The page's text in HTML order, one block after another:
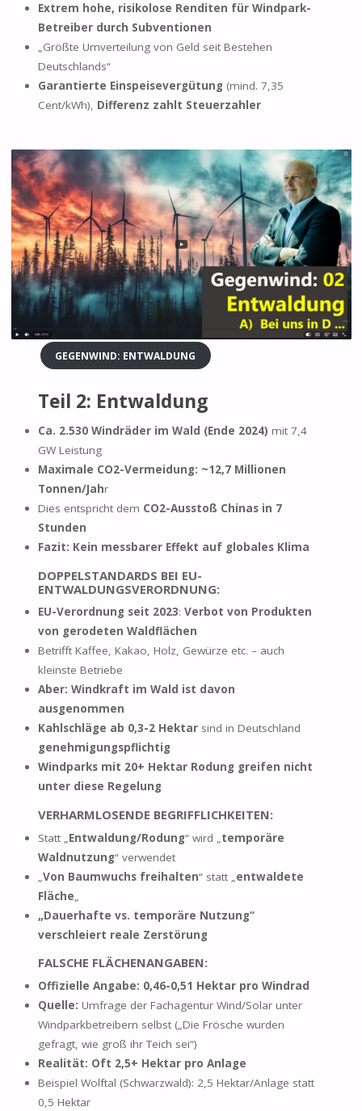
Extrem hohe, risikolose Renditen für Windpark-
Betreiber durch Subventionen
„Größte Umverteilung von Geld seit Bestehen
Deutschlands“
Garantierte Einspeisevergütung (mind. 7,35
Cent/kWh), Differenz zahlt Steuerzahler
GEGENWIND: ENTWALDUNG
Teil 2: Entwaldung
Ca. 2.530 Windräder im Wald (Ende 2024) mit 7,4
GW Leistung
Maximale CO2-Vermeidung: ~12,7 Millionen
Tonnen/Jahr
Dies entspricht dem CO2-Ausstoß Chinas in 7
Stunden
Fazit: Kein messbarer Effekt auf globales Klima
DOPPELSTANDARDS BEI EU-
ENTWALDUNGSVERORDNUNG:
EU-Verordnung seit 2023:Verbot von Produkten
von gerodeten Waldflächen
Betrifft Kaffee, Kakao, Holz, Gewürze etc. – auch
kleinste Betriebe
Aber: Windkraft im Wald ist davon
ausgenommen
Kahlschläge ab 0,3-2 Hektar sind in Deutschland
genehmigungspflichtig
Windparks mit 20+ Hektar Rodung greifen nicht
unter diese Regelung
VERHARMLOSENDE BEGRIFFLICHKEITEN:
Statt „ Entwaldung/Rodung“ wird „ temporäre
Waldnutzung“ verwendet
„Von Baumwuchs freihalten“ statt „ entwaldete
Fläche
„Dauerhafte vs. temporäre Nutzung“
verschleiert reale Zerstörung
FALSCHE FLÄCHENANGABEN:
Offizielle Angabe: 0,46-0,51 Hektar pro Windrad
Quelle: Umfrage der Fachagentur Wind/Solar unter
Windparkbetreibern selbst („Die Frösche wurden
gefragt, wie groß ihr Teich sei“)
Realität: Oft 2,5+ Hektar pro Anlage
Beispiel Wolftal (Schwarzwald): 2,5 Hektar/Anlage statt
0,5 Hektar